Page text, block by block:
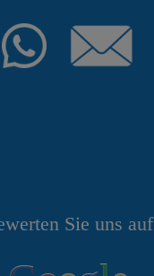
Sie uns auf